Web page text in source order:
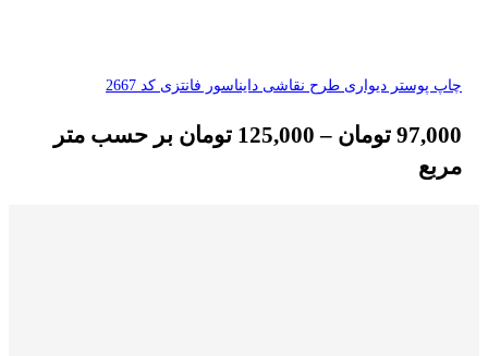
چاپ پوستر دیواری طرح نقاشی دایناسور فانتزی کد 2667
97,000 تومان –
125,000 تومان بر حسب متر
مربع